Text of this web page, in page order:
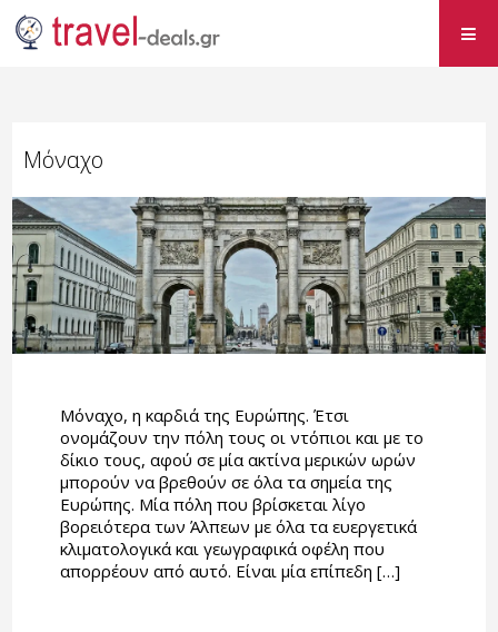
Μόναχο
Μόναχο, η καρδιά της Ευρώπης. Έτσι
ονομάζουν την πόλη τους οι ντόπιοι και με το
δίκιο τους, αφού σε μία ακτίνα μερικών ωρών
μπορούν να βρεθούν σε όλα τα σημεία της
Ευρώπης. Μία πόλη που βρίσκεται λίγο
βορειότερα των Άλπεων με όλα τα ευεργετικά
κλιματολογικά και γεωγραφικά οφέλη που
απορρέουν από αυτό. Είναι μία επίπεδη […]